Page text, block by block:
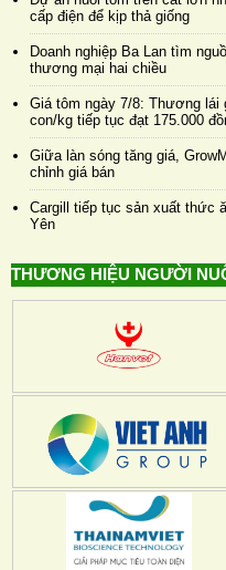
cấp điện để kịp thả giống
Doanh nghiệp Ba Lan tìm
thương mại hai chiều
Giá tôm ngày 7/8: Thương
con/kg tiếp tục đạt 175.000
Giữa làn sóng tăng giá,
chỉnh giá bán
Cargill tiếp tục sản xuất thức
Yên
THƯƠNG HIỆU NGƯỜI